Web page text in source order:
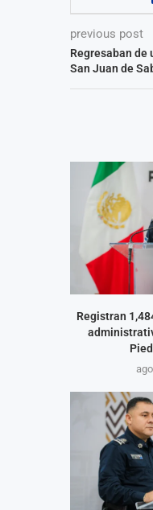
previous post
Regresaban de
San Juan de
Registran